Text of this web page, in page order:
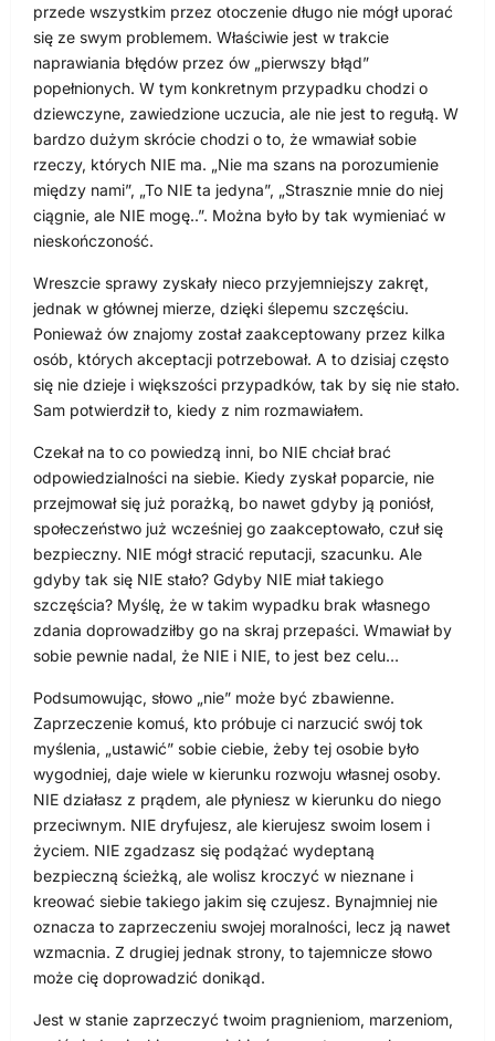
przede wszystkim przez otoczenie długo nie mógł uporać
się ze swym problemem. Właściwie jest w trakcie
naprawiania błędów przez ów „pierwszy błąd”
popełnionych. W tym konkretnym przypadku chodzi o
dziewczyne, zawiedzione uczucia, ale nie jest to regułą. W
bardzo dużym skrócie chodzi o to, że wmawiał sobie
rzeczy, których NIE ma. „Nie ma szans na porozumienie
między nami”, „To NIE ta jedyna”, „Strasznie mnie do niej
ciągnie, ale NIE mogę..”. Można było by tak wymieniać w
nieskończoność.
Wreszcie sprawy zyskały nieco przyjemniejszy zakręt,
jednak w głównej mierze, dzięki ślepemu szczęściu.
Ponieważ ów znajomy został zaakceptowany przez kilka
osób, których akceptacji potrzebował. A to dzisiaj często
się nie dzieje i większości przypadków, tak by się nie stało.
Sam potwierdził to, kiedy z nim rozmawiałem.
Czekał na to co powiedzą inni, bo NIE chciał brać
odpowiedzialności na siebie. Kiedy zyskał poparcie, nie
przejmował się już porażką, bo nawet gdyby ją poniósł,
społeczeństwo już wcześniej go zaakceptowało, czuł się
bezpieczny. NIE mógł stracić reputacji, szacunku. Ale
gdyby tak się NIE stało? Gdyby NIE miał takiego
szczęścia? Myślę, że w takim wypadku brak własnego
zdania doprowadziłby go na skraj przepaści. Wmawiał by
sobie pewnie nadal, że NIE i NIE, to jest bez celu…
Podsumowując, słowo „nie” może być zbawienne.
Zaprzeczenie komuś, kto próbuje ci narzucić swój tok
myślenia, „ustawić” sobie ciebie, żeby tej osobie było
wygodniej, daje wiele w kierunku rozwoju własnej osoby.
NIE działasz z prądem, ale płyniesz w kierunku do niego
przeciwnym. NIE dryfujesz, ale kierujesz swoim losem i
życiem. NIE zgadzasz się podążać wydeptaną
bezpieczną ścieżką, ale wolisz kroczyć w nieznane i
kreować siebie takiego jakim się czujesz. Bynajmniej nie
oznacza to zaprzeczeniu swojej moralności, lecz ją nawet
wzmacnia. Z drugiej jednak strony, to tajemnicze słowo
może cię doprowadzić donikąd.
Jest w stanie zaprzeczyć twoim pragnieniom, marzeniom,